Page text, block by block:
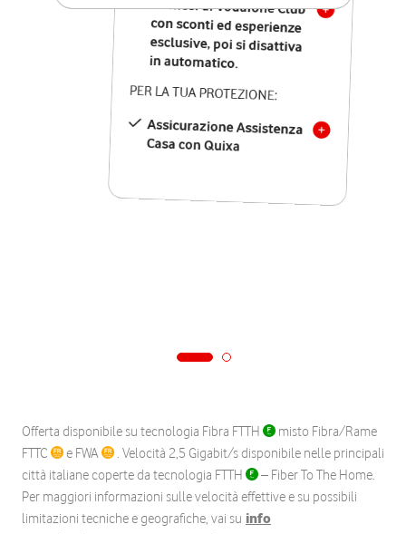
12 mesi di Vodafone Club
con sconti ed esperienze
esclusive, poi si disattiva
in automatico.
PER LA TUA PROTEZIONE:
Assicurazione Assistenza
Casa con Quixa
Offerta disponibile su tecnologia Fibra FTTH
misto Fibra/Rame
FTTC
e FWA
. Velocità 2,5 Gigabit/s disponibile nelle principali
città italiane coperte da tecnologia FTTH
– Fiber To The Home.
Per maggiori informazioni sulle velocità effettive e su possibili
limitazioni tecniche e geografiche, vai su info